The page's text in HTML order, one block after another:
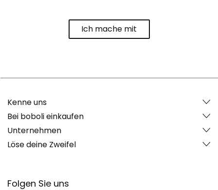
Ich mache mit
Folgen Sie uns
Kenne uns
Bei boboli einkaufen
Unternehmen
Löse deine Zweifel